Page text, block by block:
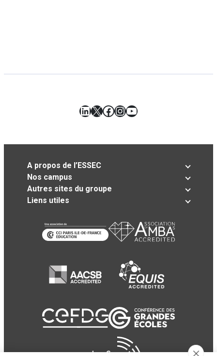
LinkedIn
X Facebook
Instagram
YouTube
A propos de l’ESSEC
Nos campus
Autres sites du groupe
Liens utiles